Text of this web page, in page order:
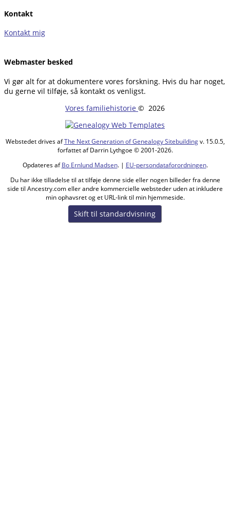
Kontakt
Kontakt mig
Webmaster besked
Vi gør alt for at dokumentere vores forskning. Hvis du har noget,
du gerne vil tilføje, så kontakt os venligst.
Vores familiehistorie © 2026
Webstedet drives afThe Next Generation of Genealogy Sitebuildingv. 15.0.5,
forfattet af Darrin Lythgoe © 2001-2026.
Opdateres afBo Ernlund Madsen. | EU-persondataforordningen.
Du har ikke tilladelse til at tilføje denne side eller nogen billeder fra denne
side til Ancestry.com eller andre kommercielle websteder uden at inkludere
min ophavsret og et URL-link til min hjemmeside.
Skift til standardvisning